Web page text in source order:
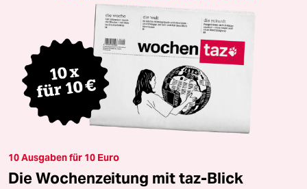
10 Ausgaben für 10 Euro
Die Wochenzeitung mit taz-Blick